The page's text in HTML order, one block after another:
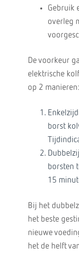
Gebruik
overleg
De voorkeur
elektrische
op 2
borst
borsten
15
Bij het
het beste
nieuwe
het de helft